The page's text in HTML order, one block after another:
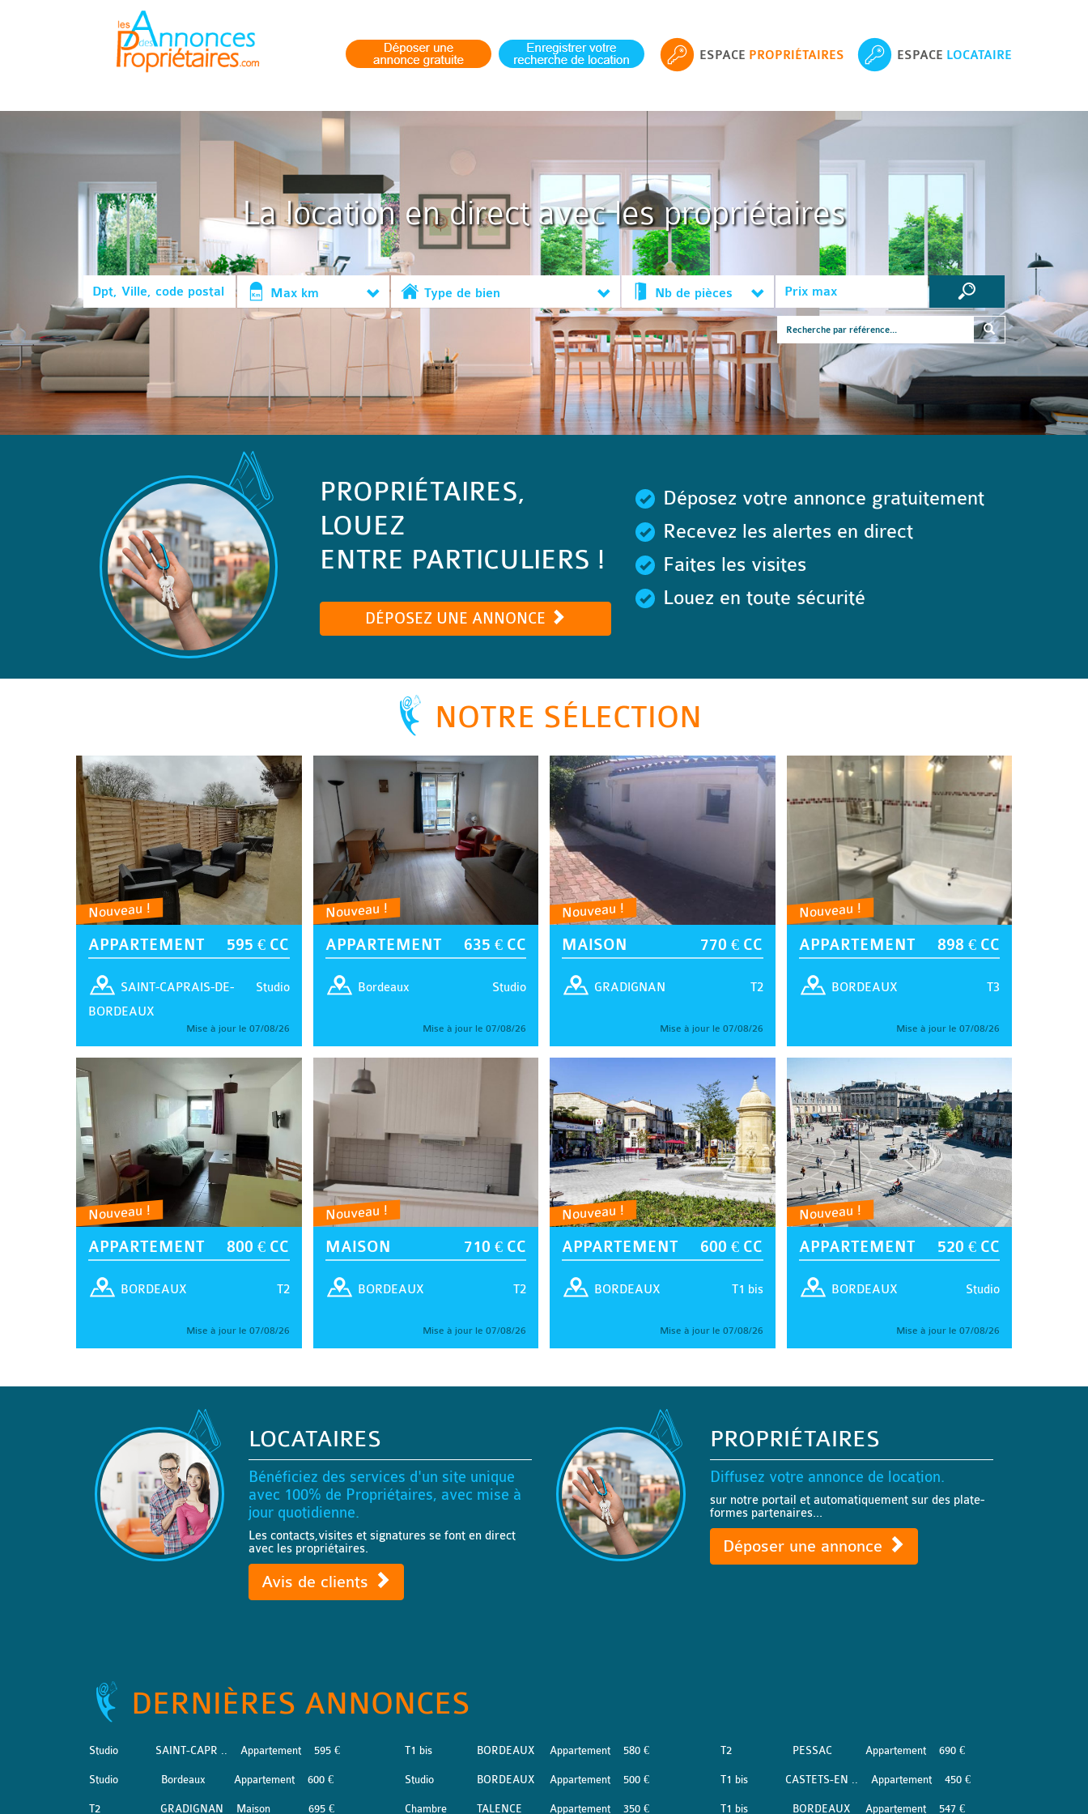
ESPACE PROPRIÉTAIRES ESPACE LOCATAIRE
La location en direct avec les propriétaires
Max km Type de bien Nb de pièces
PROPRIÉTAIRES,
LOUEZ
ENTRE PARTICULIERS !
DÉPOSEZ UNE ANNONCE
Déposez votre annonce gratuitement
Recevez les alertes en direct
Faites les visites
Louez en toute sécurité
NOTRE SÉLECTION
Nouveau !
APPARTEMENT 595 € CC
Studio
SAINT-CAPRAIS-DE-
BORDEAUX
Mise à jour le 07/08/26
Nouveau !
APPARTEMENT 635 € CC
Studio
Bordeaux
Mise à jour le 07/08/26
Nouveau !
MAISON 770 € CC
T2
GRADIGNAN
Mise à jour le 07/08/26
Nouveau !
APPARTEMENT 898 € CC
T3
BORDEAUX
Mise à jour le 07/08/26
Nouveau !
APPARTEMENT 800 € CC
T2
BORDEAUX
Mise à jour le 07/08/26
Nouveau !
MAISON 710 € CC
T2
BORDEAUX
Mise à jour le 07/08/26
Nouveau !
APPARTEMENT 600 € CC
T1 bis
BORDEAUX
Mise à jour le 07/08/26
Nouveau !
APPARTEMENT 520 € CC
Studio
BORDEAUX
Mise à jour le 07/08/26
LOCATAIRES
Bénéficiez des services d'un site unique
avec 100% de Propriétaires, avec mise à
jour quotidienne.
Les contacts,visites et signatures se font en direct
avec les propriétaires.
Avis de clients
PROPRIÉTAIRES
Diffusez votre annonce de location.
sur notre portail et automatiquement sur des plate-
formes partenaires...
Déposer une annonce
DERNIÈRES ANNONCES
Studio SAINT-CAPR .. Appartement 595 €
Studio Bordeaux Appartement 600 €
T2 GRADIGNAN Maison 695 €
T1 bis BORDEAUX Appartement 580 €
Studio BORDEAUX Appartement 500 €
Chambre TALENCE Appartement 350 €
T2 PESSAC Appartement 690 €
T1 bis CASTETS-EN .. Appartement 450 €
T1 bis BORDEAUX Appartement 547 €